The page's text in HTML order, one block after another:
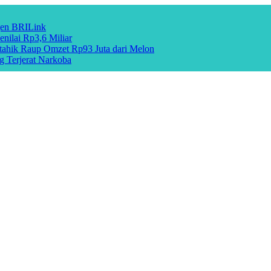
BRILink
Rp3,6 Miliar
Raup Omzet Rp93 Juta dari Melon
Terjerat Narkoba